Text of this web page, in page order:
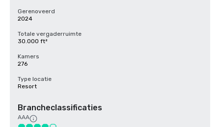
Gerenoveerd
2024
Totale vergaderruimte
30.000 ft²
Kamers
276
Type locatie
Resort
Brancheclassificaties
AAA